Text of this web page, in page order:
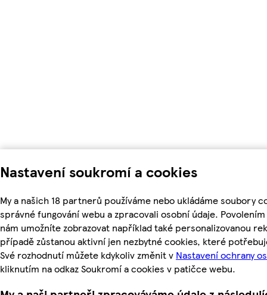
Nastavení soukromí a cookies
My a našich 18 partnerů používáme nebo ukládáme soubory
správné fungování webu a zpracovali osobní údaje.
nám umožníte zobrazovat například také personalizovanou
případě zůstanou aktivní jen nezbytné cookies, které
Své rozhodnutí můžete kdykoliv změnit v Nastavení ochrany
kliknutím na odkaz Soukromí a cookies v patičce webu.